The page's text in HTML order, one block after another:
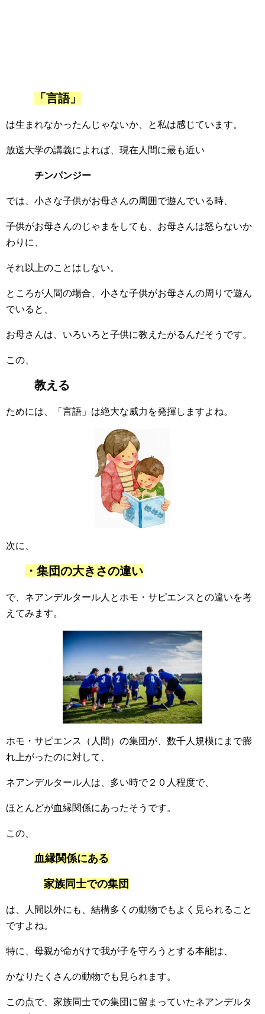
「言語」
は生まれなかったんじゃないか、と私は感じています。
放送大学の講義によれば、現在人間に最も近い
チンパンジー
では、小さな子供がお母さんの周囲で遊んでいる時、
子供がお母さんのじゃまをしても、お母さんは怒らないか
わりに、
それ以上のことはしない。
ところが人間の場合、小さな子供がお母さんの周りで遊ん
でいると、
お母さんは、いろいろと子供に教えたがるんだそうです。
この、
教える
ためには、「言語」は絶大な威力を発揮しますよね。
次に、
・集団の大きさの違い
で、ネアンデルタール人とホモ・サピエンスとの違いを考
えてみます。
ホモ・サピエンス（人間）の集団が、数千人規模にまで膨
れ上がったのに対して、
ネアンデルタール人は、多い時で２０人程度で、
ほとんどが血縁関係にあったそうです。
この、
血縁関係にある
家族同士での集団
は、人間以外にも、結構多くの動物でもよく見られること
ですよね。
特に、母親が命がけで我が子を守ろうとする本能は、
かなりたくさんの動物でも見られます。
この点で、家族同士での集団に留まっていたネアンデルタ